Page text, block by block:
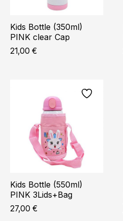
Kids Bottle (350ml)
PINK clear Cap
21,00 €
Kids Bottle (550ml)
PINK 3Lids+Bag
27,00 €